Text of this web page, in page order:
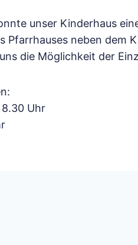
unser Kinderhaus
Pfarrhauses neben dem
die Möglichkeit der
Uhr